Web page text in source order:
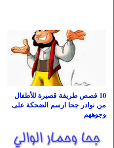
10 قصص طريفة قصيرة للأطفال
من نوادر جحا ارسم الضحكة على
وجوههم